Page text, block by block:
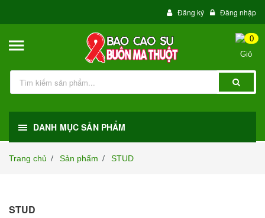
Đăng ký Đăng nhập
0
DANH MỤC SẢN PHẨM
Trang chủ / Sản phẩm / STUD
STUD